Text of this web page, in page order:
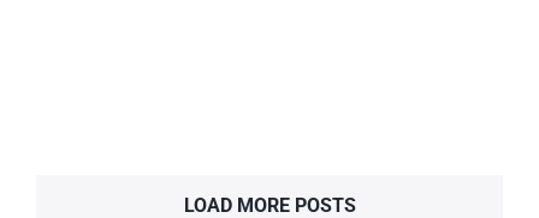
LOAD MORE POSTS